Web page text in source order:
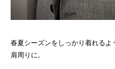
春夏シーズンをしっかり着れる
肩周りに。